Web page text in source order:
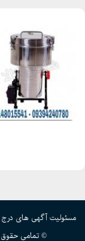
مسئولیت آگهی های درج
© تمامی